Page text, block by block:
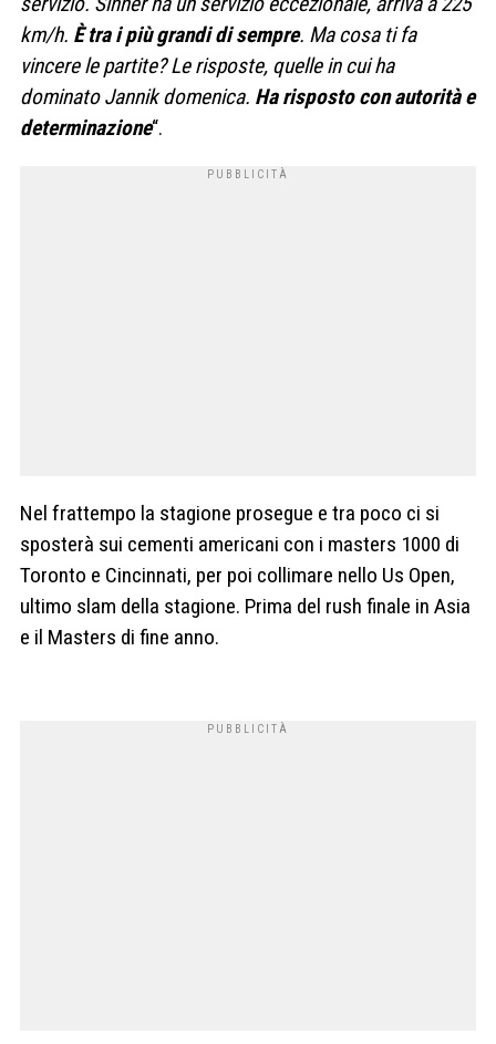
km/h. È tra i più grandi di sempre. Ma cosa ti fa
vincere le partite? Le risposte, quelle in cui ha
dominato Jannik domenica. Ha risposto con autorità e
determinazione“.
Nel frattempo la stagione prosegue e tra poco ci si
sposterà sui cementi americani con i masters 1000 di
Toronto e Cincinnati, per poi collimare nello Us Open,
ultimo slam della stagione. Prima del rush finale in Asia
e il Masters di fine anno.